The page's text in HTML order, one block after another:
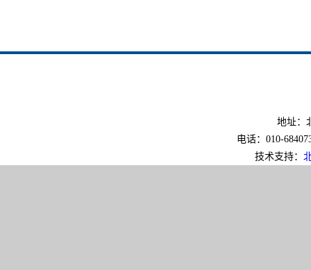
地址：
电话：010-
技术支持：